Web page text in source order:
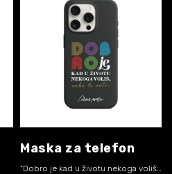
Maska za telefon
"Dobro je kad u životu nekoga voliš, neko te voli"